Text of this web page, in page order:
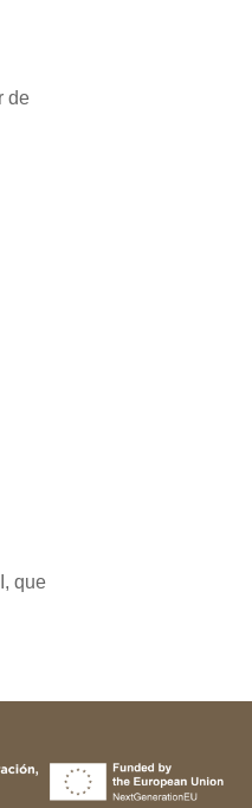
de
, que